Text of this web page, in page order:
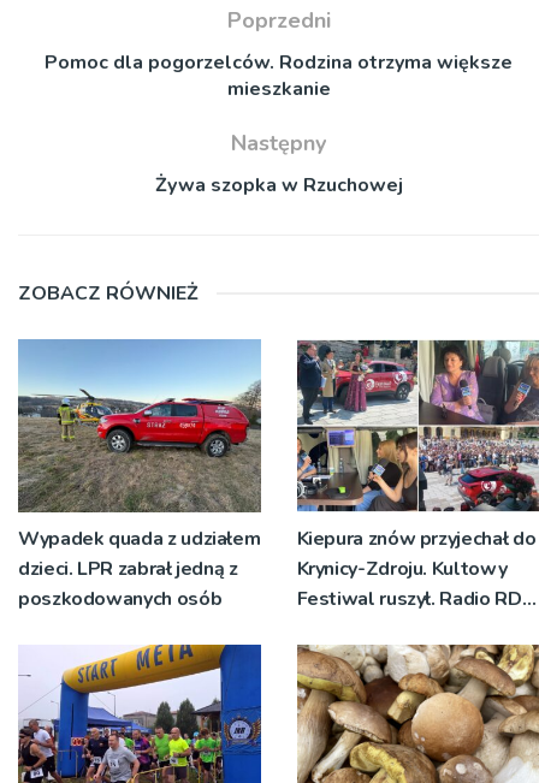
Poprzedni
Pomoc dla pogorzelców. Rodzina otrzyma większe
mieszkanie
Następny
Żywa szopka w Rzuchowej
ZOBACZ RÓWNIEŻ
Wypadek quada z udziałem
dzieci. LPR zabrał jedną z
poszkodowanych osób
Kiepura znów przyjechał do
Krynicy-Zdroju. Kultowy
Festiwal ruszył. Radio RDN
żywo [ZDJĘCIA]